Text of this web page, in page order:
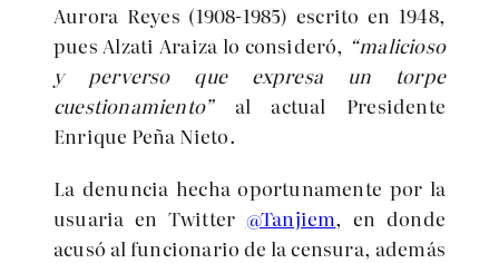
Aurora Reyes (1908-1985) escrito en 1948,
pues Alzati Araiza lo consideró, “malicioso
y perverso que expresa un torpe
cuestionamiento”al actual Presidente
Enrique Peña Nieto.
La denuncia hecha oportunamente por la
usuaria en Twitter @Tanjiem, en donde
acusó al funcionario de la censura, además